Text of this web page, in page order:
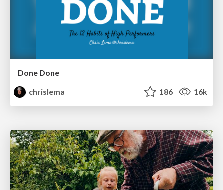
Done Done
chrislema
186 16k